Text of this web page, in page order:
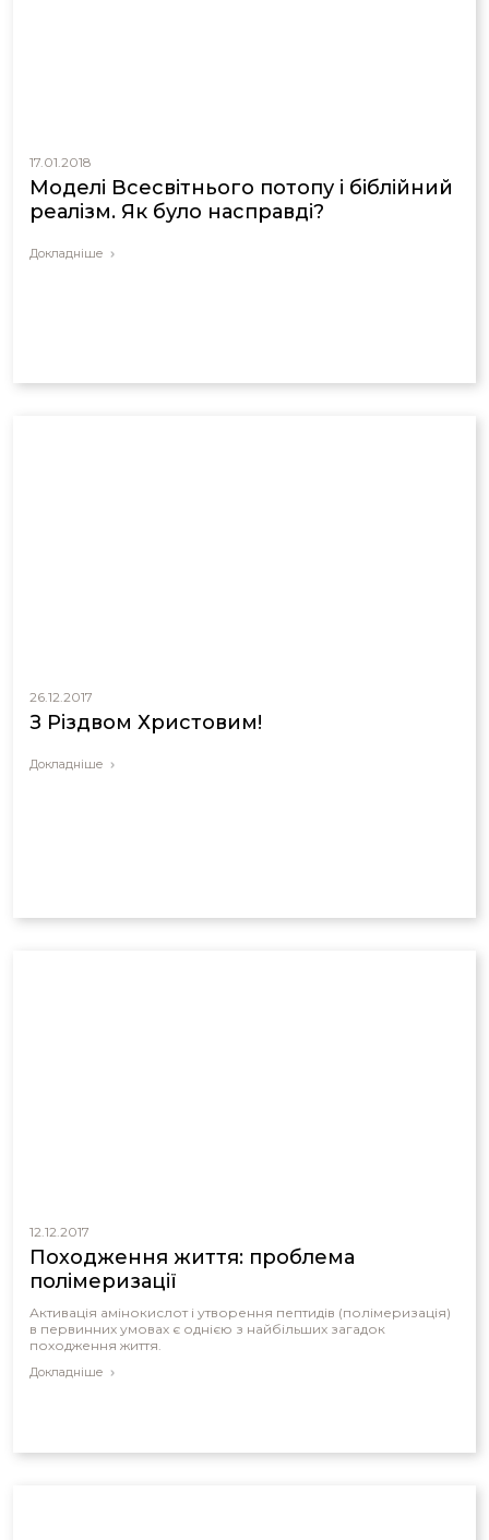
17.01.2018
Моделі Всесвітнього потопу і біблійний
реалізм. Як було насправді?
Докладніше
26.12.2017
З Різдвом Христовим!
Докладніше
12.12.2017
Походження життя: проблема
полімеризації
Активація амінокислот і утворення пептидів (полімеризація)
в первинних умовах є однією з найбільших загадок
походження життя.
Докладніше